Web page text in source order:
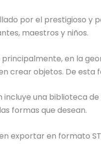
por el prestigioso y
maestros y niños.
principalmente, en la
crear objetos. De esta
incluye una biblioteca
formas que desean.
exportar en formato